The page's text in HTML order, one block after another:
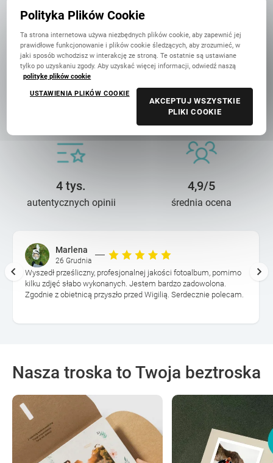
w Polsce
14 lat troski 90 mln+
wydrukowanych zdjęć
4 tys.
autentycznych opinii
4,9/5
średnia ocena
Marlena
26 Grudnia
Wyszedł prześliczny, profesjonalnej jakości fotoalbum, pomimo
kilku zdjęć słabo wykonanych. Jestem bardzo zadowolona.
Zgodnie z obietnicą przyszło przed Wigilią. Serdecznie polecam.
Nasza troska to Twoja beztroska
Polityka Plików Cookie
Ta strona internetowa używa niezbędnych plików cookie, aby zapewnić jej
prawidłowe funkcjonowanie i plików cookie śledzących, aby zrozumieć, w
jaki sposób wchodzisz w interakcję ze stroną. Te ostatnie są ustawiane
tylko po uzyskaniu zgody. Aby uzyskać więcej informacji, odwiedź naszą
politykę plików cookie
USTAWIENIA PLIKÓW COOKIE
AKCEPTUJ WSZYSTKIE
PLIKI COOKIE